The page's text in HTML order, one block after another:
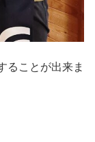
ることが出来ま